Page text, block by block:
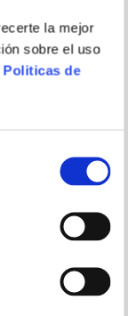
la mejor
sobre el uso
Politicas de
ZWEIG
VER TODOS